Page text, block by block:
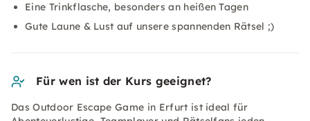
Eine Trinkflasche, besonders an heißen Tagen
Gute Laune & Lust auf unsere spannenden Rätsel ;)
Für wen ist der Kurs geeignet?
Das Outdoor Escape Game in Erfurt ist ideal für